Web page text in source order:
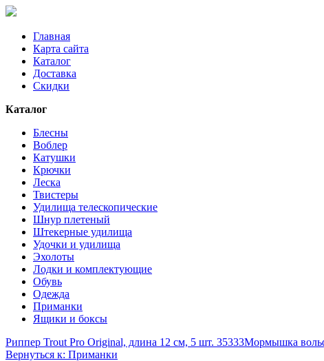
Главная
Карта сайта
Каталог
Доставка
Скидки
Каталог
Блесны
Воблер
Катушки
Крючки
Леска
Твистеры
Удилища телескопические
Шнур плетеный
Штекерные удилища
Удочки и удилища
Эхолоты
Лодки и комплектующие
Обувь
Одежда
Приманки
Ящики и боксы
Риппер Trout Pro Original, длина 12 см, 5 шт. 35333Мормышка
Вернуться к: Приманки